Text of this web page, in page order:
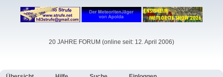
20 JAHRE FORUM (online seit: 12. April 2006)